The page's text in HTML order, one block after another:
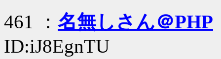
461 ： 名無しさん＠PHP
ID:iJ8EgnTU